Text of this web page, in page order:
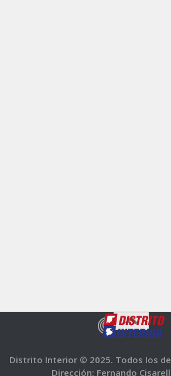
Distrito Interior © 2025. Todos los
Dirección: Fernando